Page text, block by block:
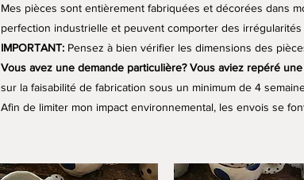
Mes pièces sont entièrement fabriquées et décorées dans
perfection industrielle et peuvent comporter des
IMPORTANT: Pensez à bien vérifier les dimensions des
Vous avez une demande particulière? Vous aviez repéré
sur la faisabilité de fabrication sous un minimum de 4
Afin de limiter mon impact environnemental, les envois se